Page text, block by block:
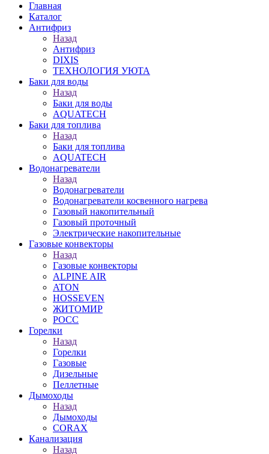
Главная
Каталог
Антифриз
Назад
Антифриз
DIXIS
ТЕХНОЛОГИЯ УЮТА
Баки для воды
Назад
Баки для воды
AQUATECH
Баки для топлива
Назад
Баки для топлива
AQUATECH
Водонагреватели
Назад
Водонагреватели
Водонагреватели косвенного нагрева
Газовый накопительный
Газовый проточный
Электрические накопительные
Газовые конвекторы
Назад
Газовые конвекторы
ALPINE AIR
ATON
HOSSEVEN
ЖИТОМИР
РОСС
Горелки
Назад
Горелки
Газовые
Дизельные
Пеллетные
Дымоходы
Назад
Дымоходы
CORAX
Канализация
Назад